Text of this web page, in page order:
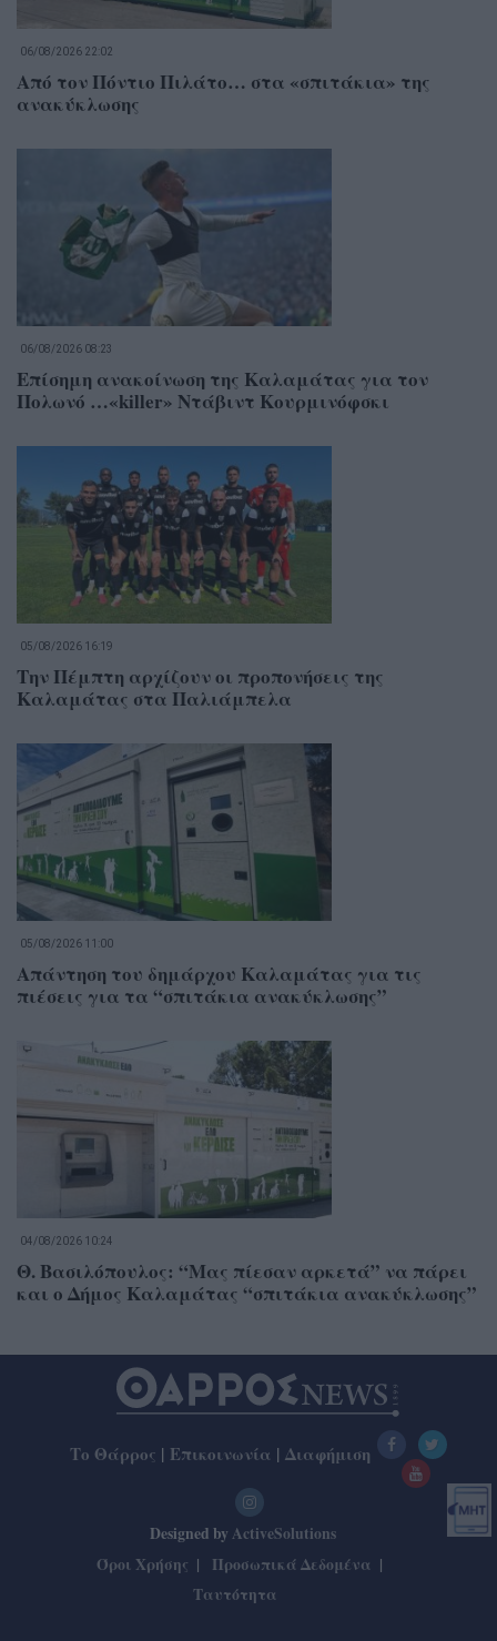
06/08/2026 22:02
Από τον Πόντιο Πιλάτο… στα «σπιτάκια» της
ανακύκλωσης
06/08/2026 08:23
Επίσημη ανακοίνωση της Καλαμάτας για τον
Πολωνό …«killer» Ντάβιντ Κουρμινόφσκι
05/08/2026 16:19
Την Πέμπτη αρχίζουν οι προπονήσεις της
Καλαμάτας στα Παλιάμπελα
05/08/2026 11:00
Απάντηση του δημάρχου Καλαμάτας για τις
πιέσεις για τα “σπιτάκια ανακύκλωσης”
04/08/2026 10:24
Θ. Βασιλόπουλος: “Μας πίεσαν αρκετά” να πάρει
και ο Δήμος Καλαμάτας “σπιτάκια ανακύκλωσης”
Το Θάρρος | Επικοινωνία | Διαφήμιση
Designed by ActiveSolutions
Όροι Χρήσης
Προσωπικά Δεδομένα
Ταυτότητα